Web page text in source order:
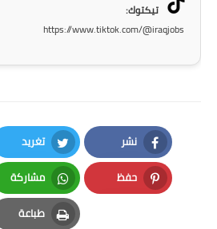
تيكتوك:
https://www.tiktok.com/@iraqjobs
نشر
Facebook
تغريد
Twitter
حفظ
Pinterest
مشاركة
Whatsapp
طباعة